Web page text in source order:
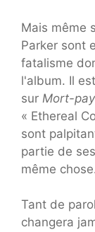
Mais même
Parker sont
fatalisme
l'album. Il
sur Mort-
« Ethereal
sont
partie de
même
Tant de
changera